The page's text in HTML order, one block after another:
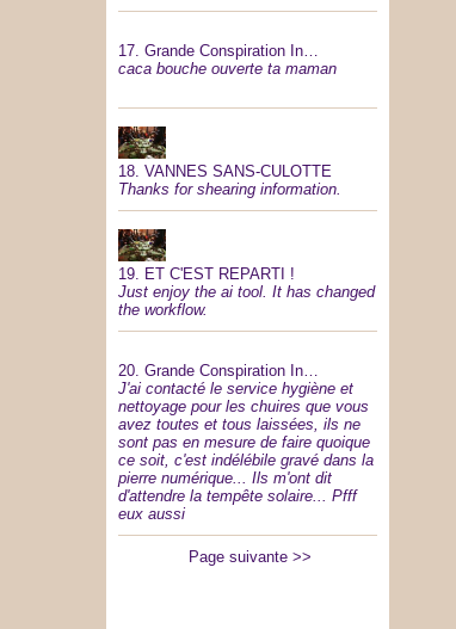
17. Grande Conspiration In…
caca bouche ouverte ta maman
18. VANNES SANS-CULOTTE
Thanks for shearing information.
19. ET C'EST REPARTI !
Just enjoy the ai tool. It has changed
the workflow.
20. Grande Conspiration In…
J'ai contacté le service hygiène et
nettoyage pour les chuires que vous
avez toutes et tous laissées, ils ne
sont pas en mesure de faire quoique
ce soit, c'est indélébile gravé dans la
pierre numérique... Ils m'ont dit
d'attendre la tempête solaire... Pfff
eux aussi
Page suivante >>